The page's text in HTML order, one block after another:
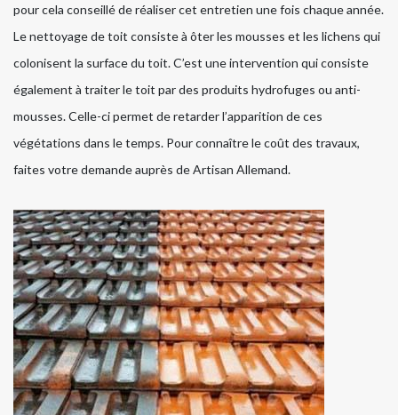
pour cela conseillé de réaliser cet entretien une fois chaque année.
Le nettoyage de toit consiste à ôter les mousses et les lichens qui
colonisent la surface du toit. C’est une intervention qui consiste
également à traiter le toit par des produits hydrofuges ou anti-
mousses. Celle-ci permet de retarder l’apparition de ces
végétations dans le temps. Pour connaître le coût des travaux,
faites votre demande auprès de Artisan Allemand.